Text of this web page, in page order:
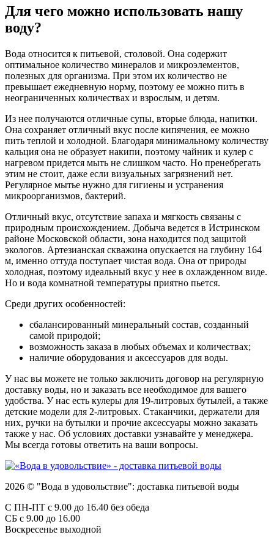
Для чего можно использовать нашу
воду?
Вода относится к питьевой, столовой. Она содержит
оптимальное количество минералов и микроэлементов,
полезных для организма. При этом их количество не
превышает ежедневную норму, поэтому ее можно пить в
неограниченных количествах и взрослым, и детям.
Из нее получаются отличные супы, вторые блюда, напитки.
Она сохраняет отличный вкус после кипячения, ее можно
пить теплой и холодной. Благодаря минимальному количеству
кальция она не образует накипи, поэтому чайник и кулер с
нагревом придется мыть не слишком часто. Но пренебрегать
этим не стоит, даже если визуальных загрязнений нет.
Регулярное мытье нужно для гигиены и устранения
микроорганизмов, бактерий.
Отличный вкус, отсутствие запаха и мягкость связаны с
природным происхождением. Добыча ведется в Истринском
районе Московской области, зона находится под защитой
экологов. Артезианская скважина опускается на глубину 164
м, именно оттуда поступает чистая вода. Она от природы
холодная, поэтому идеальный вкус у нее в охлажденном виде.
Но и вода комнатной температуры приятно пьется.
Среди других особенностей:
сбалансированный минеральный состав, созданный
самой природой;
возможность заказа в любых объемах и количествах;
наличие оборудования и аксессуаров для воды.
У нас вы можете не только заключить договор на регулярную
доставку воды, но и заказать все необходимое для вашего
удобства. У нас есть кулеры для 19-литровых бутылей, а также
детские модели для 2-литровых. Стаканчики, держатели для
них, ручки на бутылки и прочие аксессуары можно заказать
также у нас. Об условиях доставки узнавайте у менеджера.
Мы всегда готовы ответить на ваши вопросы.
2026 © "Вода в удовольствие": доставка питьевой воды
С ПН-ПТ с 9.00 до 16.40 без обеда
СБ с 9.00 до 16.00
Воскресенье выходной